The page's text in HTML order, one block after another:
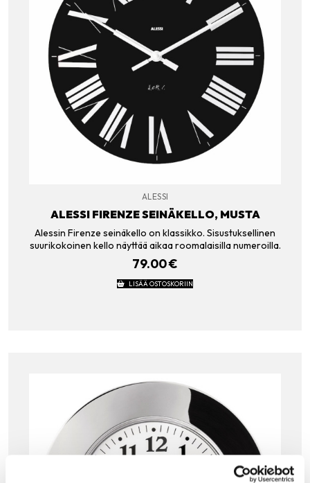
ALESSI
ALESSI FIRENZE SEINÄKELLO, MUSTA
Alessin Firenze seinäkello on klassikko. Sisustuksellinen
suurikokoinen kello näyttää aikaa roomalaisilla numeroilla.
79.00€
LISÄÄ OSTOSKORIIN